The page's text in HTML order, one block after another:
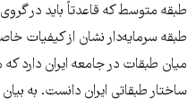
طبقه متوسط که قاعدتاً باید در
طبقه سرمایه‌دار نشان از کیفیات
میان طبقات در جامعه ایران دارد
ساختار طبقاتی ایران دانست. به